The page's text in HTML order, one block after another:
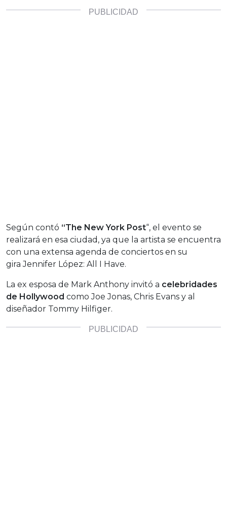
Según contó “The New York Post“, el evento se
realizará en esa ciudad, ya que la artista se encuentra
con una extensa agenda de conciertos en su
gira Jennifer López: All I Have.
La ex esposa de Mark Anthony invitó a celebridades
de Hollywood como Joe Jonas, Chris Evans y al
diseñador Tommy Hilfiger.